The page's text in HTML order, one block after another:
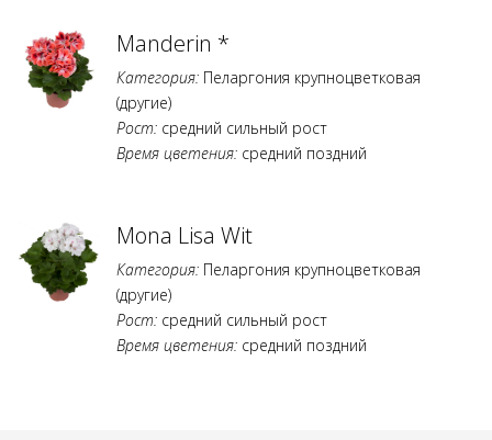
Manderin *
Категория: Пеларгония крупноцветковая
(другие)
Рост: средний сильный рост
Время цветения: средний поздний
Mona Lisa Wit
Категория: Пеларгония крупноцветковая
(другие)
Рост: средний сильный рост
Время цветения: средний поздний